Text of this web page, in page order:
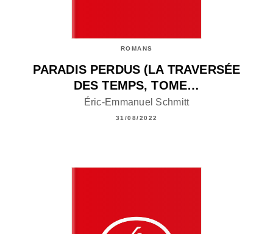
ROMANS
PARADIS PERDUS (LA TRAVERSÉE
DES TEMPS, TOME…
Éric-Emmanuel Schmitt
31/08/2022